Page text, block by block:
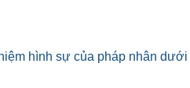
hình sự của pháp nhân dưới